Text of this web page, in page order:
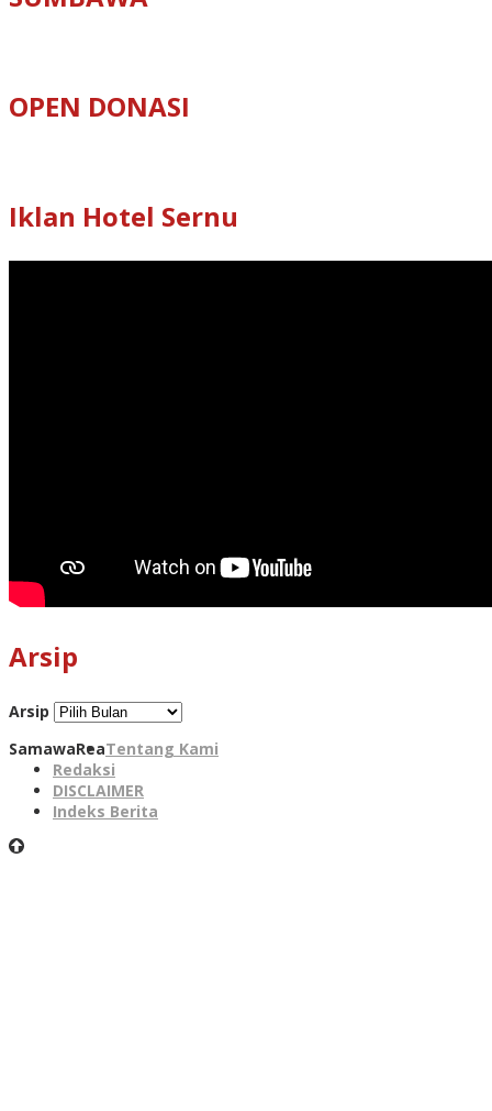
OPEN DONASI
Iklan Hotel Sernu
Arsip
Arsip
SamawaReaTentang Kami
Redaksi
DISCLAIMER
Indeks Berita